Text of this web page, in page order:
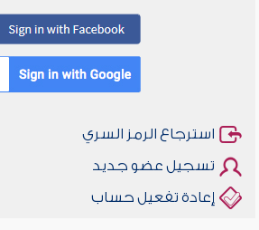
استرجاع الرمز السري
تسجيل عضو جديد
إعادة تفعيل حساب